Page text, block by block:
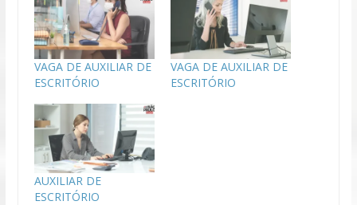
VAGA DE AUXILIAR DE
ESCRITÓRIO
VAGA DE AUXILIAR DE
ESCRITÓRIO
AUXILIAR DE
ESCRITÓRIO